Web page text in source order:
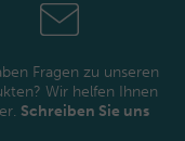
Fragen zu unseren
Wir helfen Ihnen
Schreiben Sie uns